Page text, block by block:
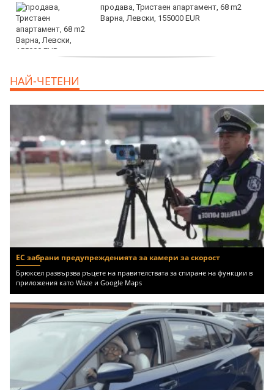
продава, Тристаен апартамент, 68 m2
Варна, Левски, 155000 EUR
НАЙ-ЧЕТЕНИ
ЕС забрани предупрежденията за камери за скорост
Брюксел развързва ръцете на правителствата за спиране на функции в
приложения като Waze и Google Maps